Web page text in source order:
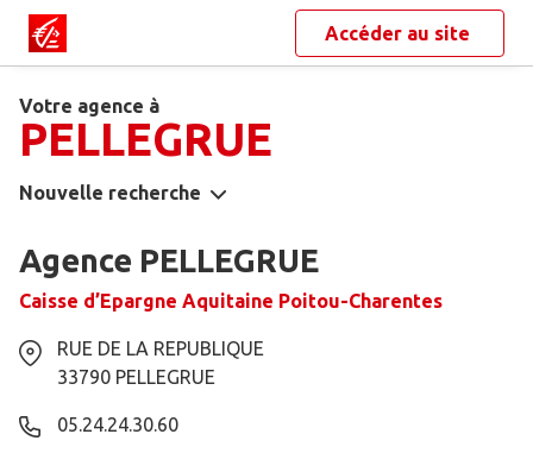
Accéder au site
Votre agence à
PELLEGRUE
Nouvelle recherche
Agence PELLEGRUE
Caisse d’Epargne Aquitaine Poitou-Charentes
RUE DE LA REPUBLIQUE
33790 PELLEGRUE
05.24.24.30.60